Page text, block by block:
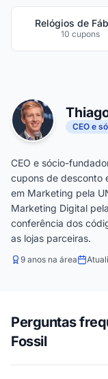
Relógios de
10 cupons
CEO e
CEO e sócio-
cupons de desconto
em Marketing pela
Marketing Digital
conferência dos
as lojas parceiras.
9 anos na área
Perguntas
Fossil